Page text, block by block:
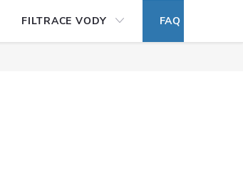
FILTRACE VODY FAQ